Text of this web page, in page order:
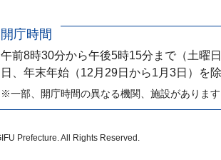
開庁時間
午前8時30分から午後5時15分まで （土曜
日、年末年始（12月29日から1月3日）を除
※一部、開庁時間の異なる機関、施設があります
Prefecture. All Rights Reserved.